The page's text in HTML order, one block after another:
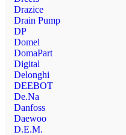
Drazice
Drain Pump
DP
Domel
DomaPart
Digital
Delonghi
DEEBOT
De.Na
Danfoss
Daewoo
D.E.M.